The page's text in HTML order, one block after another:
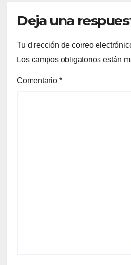
Deja una
Tu dirección de correo
Los campos obligatorios están
Comentario *